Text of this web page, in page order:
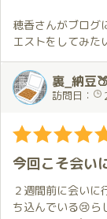
事は気になってい
ってほしいなと思
そして、それに花
壁や天井が鏡張り
とが出来てたのし
まさに非日常を堪
れてる姿も見え
とにかく、今回も
ほのかちゃん💕本
毎回とはいきま
穂香さんがブログ
エストをしてみた
リクエストするな
いする時間が取れ
と思いながら当日
そのような状況
した。しかし、私
た。
事前にお話し出来
服をリクエスト
でくれていました
裏_納豆
訪問日：
今回こそ会い
２週間前に会い
ち込んでいる😢ら